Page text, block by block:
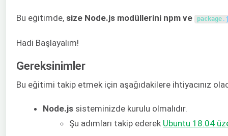
Bu eğitimde, size Node.js modüllerini npm ve package.
Hadi Başlayalım!
Gereksinimler
Bu eğitimi takip etmek için aşağıdakilere ihtiyacınız
Node.js sisteminizde kurulu olmalıdır.
Şu adımları takip ederek Ubuntu 18.04